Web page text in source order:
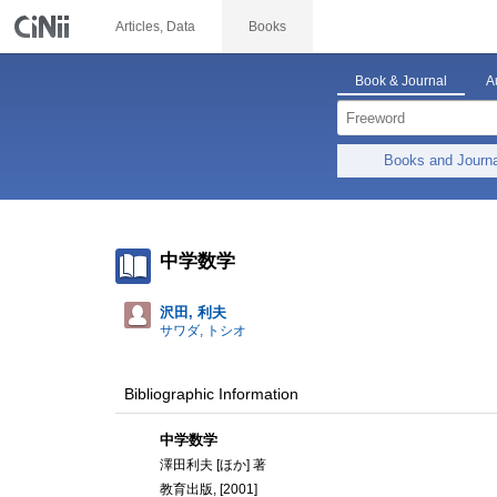
Articles, Data Books
Book & Journal
Books and
中学数学
沢田, 利夫
サワダ, トシオ
Bibliographic Information
中学数学
澤田利夫 [ほか] 著
教育出版, [2001]